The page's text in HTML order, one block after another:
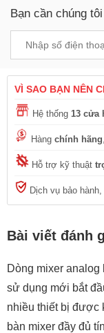
Bạn cần chúng
VÌ SAO BẠN NÊN
Hệ thống 13 cửa
Hàng chính hãng
Hỗ trợ kỹ thuật
Dịch vụ bảo
Bài viết đánh
Dòng mixer
sử dụng mới bắt
nhiều thiết bị được
bàn mixer đầy đủ